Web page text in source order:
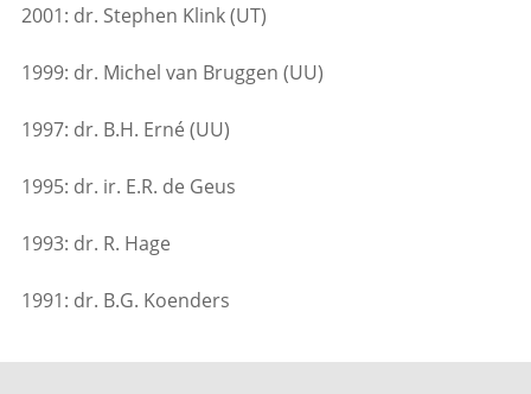
2001: dr. Stephen Klink (UT)
1999: dr. Michel van Bruggen (UU)
1997: dr. B.H. Erné (UU)
1995: dr. ir. E.R. de Geus
1993: dr. R. Hage
1991: dr. B.G. Koenders